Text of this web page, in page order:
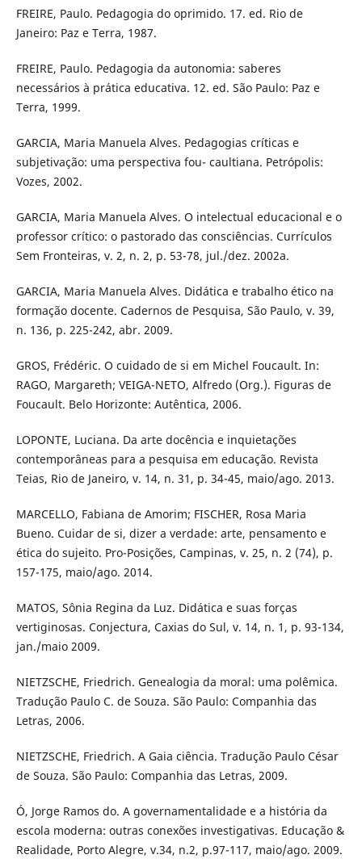
FREIRE, Paulo. Pedagogia do oprimido. 17. ed. Rio de
Janeiro: Paz e Terra, 1987.
FREIRE, Paulo. Pedagogia da autonomia: saberes
necessários à prática educativa. 12. ed. São Paulo: Paz e
Terra, 1999.
GARCIA, Maria Manuela Alves. Pedagogias críticas e
subjetivação: uma perspectiva fou- caultiana. Petrópolis:
Vozes, 2002.
GARCIA, Maria Manuela Alves. O intelectual educacional e o
professor crítico: o pastorado das consciências. Currículos
Sem Fronteiras, v. 2, n. 2, p. 53-78, jul./dez. 2002a.
GARCIA, Maria Manuela Alves. Didática e trabalho ético na
formação docente. Cadernos de Pesquisa, São Paulo, v. 39,
n. 136, p. 225-242, abr. 2009.
GROS, Frédéric. O cuidado de si em Michel Foucault. In:
RAGO, Margareth; VEIGA-NETO, Alfredo (Org.). Figuras de
Foucault. Belo Horizonte: Autêntica, 2006.
LOPONTE, Luciana. Da arte docência e inquietações
contemporâneas para a pesquisa em educação. Revista
Teias, Rio de Janeiro, v. 14, n. 31, p. 34-45, maio/ago. 2013.
MARCELLO, Fabiana de Amorim; FISCHER, Rosa Maria
Bueno. Cuidar de si, dizer a verdade: arte, pensamento e
ética do sujeito. Pro-Posições, Campinas, v. 25, n. 2 (74), p.
157-175, maio/ago. 2014.
MATOS, Sônia Regina da Luz. Didática e suas forças
vertiginosas. Conjectura, Caxias do Sul, v. 14, n. 1, p. 93-134,
jan./maio 2009.
NIETZSCHE, Friedrich. Genealogia da moral: uma polêmica.
Tradução Paulo C. de Souza. São Paulo: Companhia das
Letras, 2006.
NIETZSCHE, Friedrich. A Gaia ciência. Tradução Paulo César
de Souza. São Paulo: Companhia das Letras, 2009.
Ó, Jorge Ramos do. A governamentalidade e a história da
escola moderna: outras conexões investigativas. Educação &
Realidade, Porto Alegre, v.34, n.2, p.97-117, maio/ago. 2009.